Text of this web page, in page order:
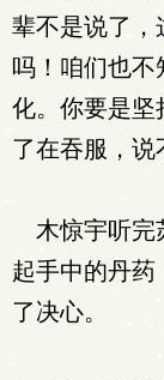
辈不是说了，
吗！咱们也不
化。你要是坚
了在吞服，说
木惊宇听完
起手中的丹药
了决心。